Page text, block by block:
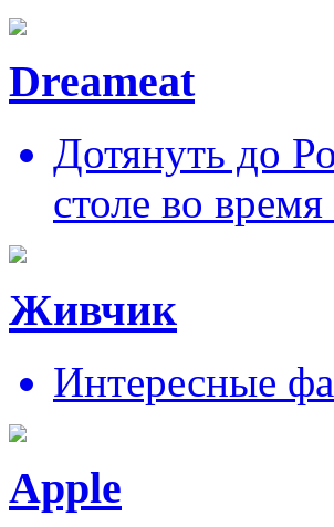
Dreameat
Дотянуть до
столе во
Живчик
Интересные
Apple